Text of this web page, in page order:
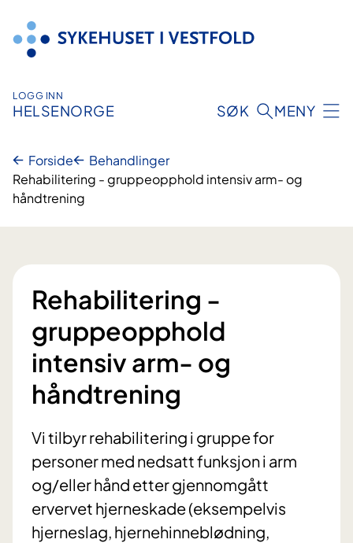
innhold
LOGG INN
HELSENORGE SØK MENY
Forside
Behandlinger
Rehabilitering - gruppeopphold intensiv arm- og
håndtrening
Rehabilitering -
gruppeopphold
intensiv arm- og
håndtrening
Vi tilbyr rehabilitering i gruppe for
personer med nedsatt funksjon i arm
og/eller hånd etter gjennomgått
ervervet hjerneskade (eksempelvis
hjerneslag, hjernehinneblødning,